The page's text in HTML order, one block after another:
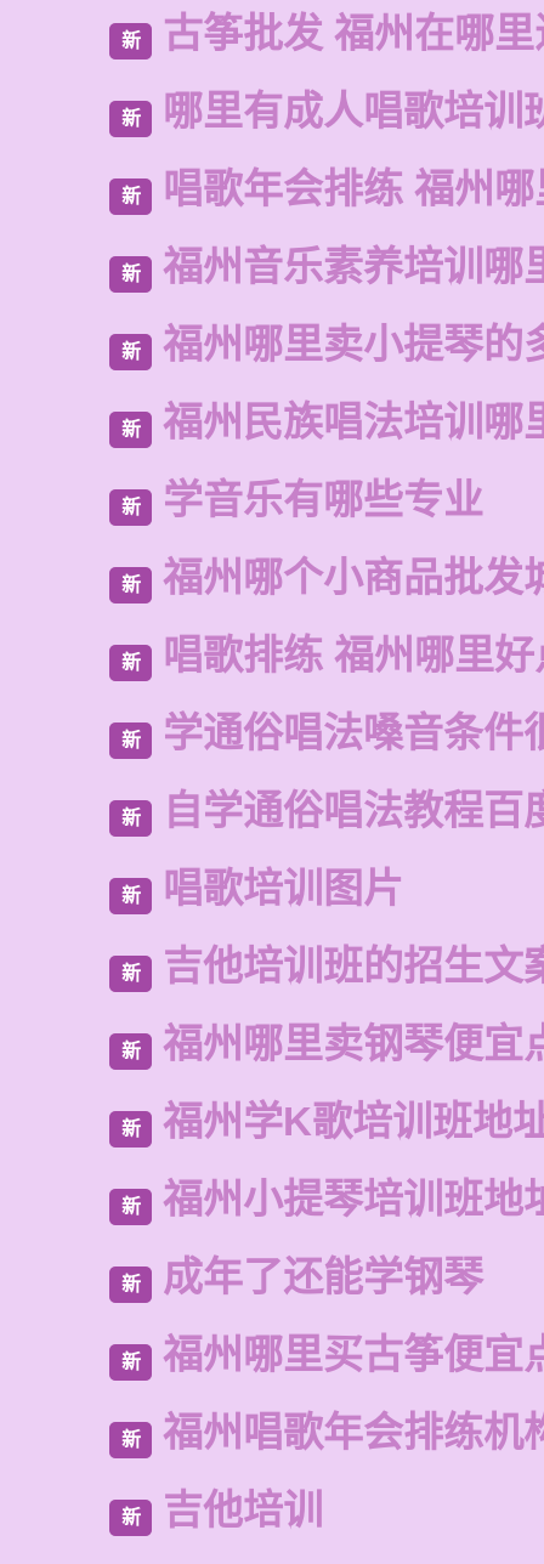
新 古筝批发 福州在哪
新 哪里有成人唱歌培训
新 唱歌年会排练 福州
新 福州音乐素养培训哪
新 福州哪里卖小提琴的
新 福州民族唱法培训哪
新 学音乐有哪些专业
新 福州哪个小商品批发
新 唱歌排练 福州哪里
新 学通俗唱法嗓音条件
新 自学通俗唱法教程百
新 唱歌培训图片
新 吉他培训班的招生文
新 福州哪里卖钢琴便宜
新 福州学K歌培训班地
新 福州小提琴培训班地
新 成年了还能学钢琴
新 福州哪里买古筝便宜
新 福州唱歌年会排练机
新 吉他培训